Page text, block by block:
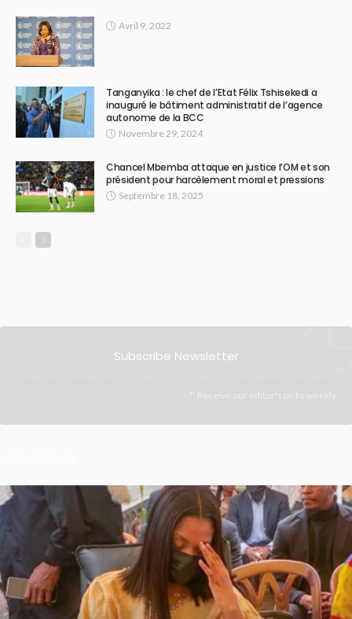
Avril 9, 2022
Tanganyika : le chef de l’Etat Félix Tshisekedi a
inauguré le bâtiment administratif de l’agence
autonome de la BCC
Novembre 29, 2024
Chancel Mbemba attaque en justice l’OM et son
président pour harcèlement moral et pressions
Septembre 18, 2025
Subscribe Newsletter
Receive our editor's picks weekly